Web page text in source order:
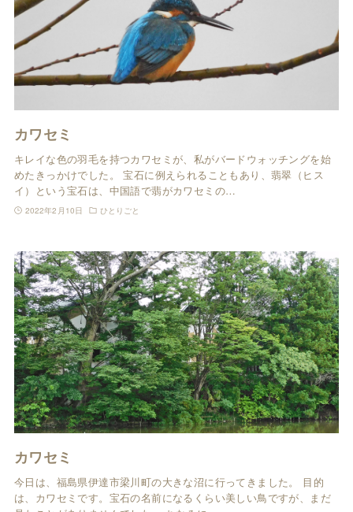
カワセミ
キレイな色の羽毛を持つカワセミが、私がバードウォッチングを始
めたきっかけでした。 宝石に例えられることもあり、翡翠（ヒス
イ）という宝石は、中国語で翡がカワセミの…
2022年2月10日 ひとりごと
カワセミ
今日は、福島県伊達市梁川町の大きな沼に行ってきました。 目的
は、カワセミです。宝石の名前になるくらい美しい鳥ですが、まだ